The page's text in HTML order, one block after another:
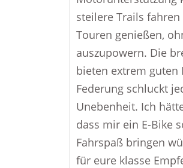
steilere Trails
Touren genießen,
auszupowern. Die
bieten extrem guten
Federung schluckt
Unebenheit. Ich
dass mir ein E-Bike
Fahrspaß bringen
für eure klasse